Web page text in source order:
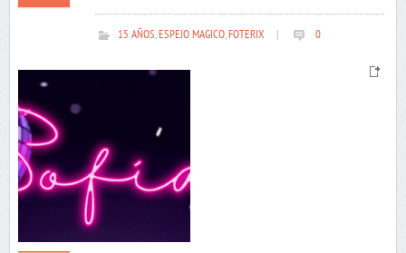
15 AÑOS,ESPEJO MAGICO,FOTERIX 0